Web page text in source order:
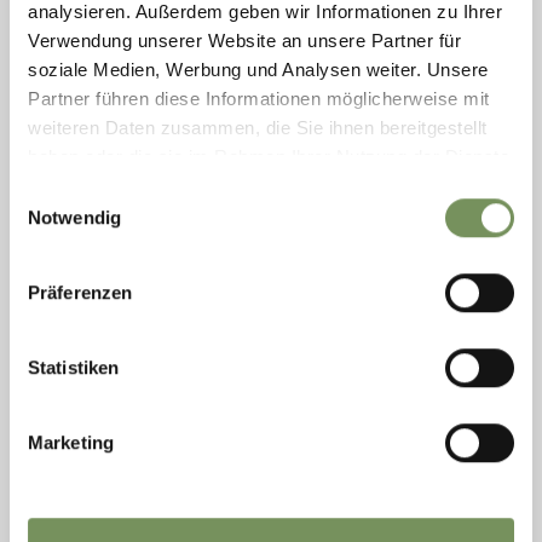
analysieren. Außerdem geben wir Informationen zu Ihrer
Verwendung unserer Website an unsere Partner für
soziale Medien, Werbung und Analysen weiter. Unsere
Partner führen diese Informationen möglicherweise mit
weiteren Daten zusammen, die Sie ihnen bereitgestellt
Notwendig
Präferenzen
Statistiken
Marketing
MEHR LESEN
Samstag
08
18:00